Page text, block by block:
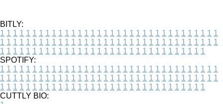
BITLY:
1 1 1 1 1 1 1 1 1 1 1 1 1 1 1 1 1 1 1 1 1 1 1 1 1 1 1 1 1 1 1 1 1 1
1 1 1 1 1 1 1 1 1 1 1 1 1 1 1 1 1 1 1 1 1 1 1 1 1 1 1 1 1 1 1 1 1 1
1 1 1 1 1 1 1 1 1 1 1 1 1 1 1 1 1 1 1 1 1 1 1 1 1 1 1 1 1 1 1 1
SPOTIFY:
1 1 1 1 1 1 1 1 1 1 1 1 1 1 1 1 1 1 1 1 1 1 1 1 1 1 1 1 1 1 1 1 1 1
1 1 1 1 1 1 1 1 1 1 1 1 1 1 1 1 1 1 1 1 1 1 1 1 1 1 1 1 1 1 1 1 1 1
1 1 1 1 1 1 1 1 1 1 1 1 1 1 1 1 1 1 1 1 1 1 1 1 1 1 1 1 1 1 1 1
CUTTLY BIO: